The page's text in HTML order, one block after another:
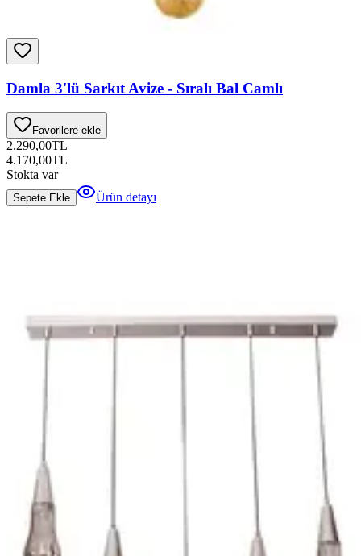
Damla 3'lü Sarkıt Avize - Sıralı Bal Camlı
Favorilere ekle
2.290,00TL
4.170,00TL
Stokta var
Sepete Ekle Ürün detayı